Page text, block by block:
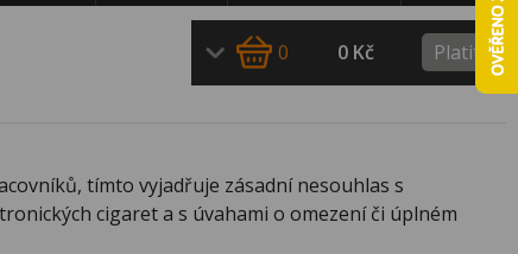
tímto vyjadřuje zásadní nesouhlas s
cigaret a s úvahami o omezení či úplném
0 0 Kč Platit